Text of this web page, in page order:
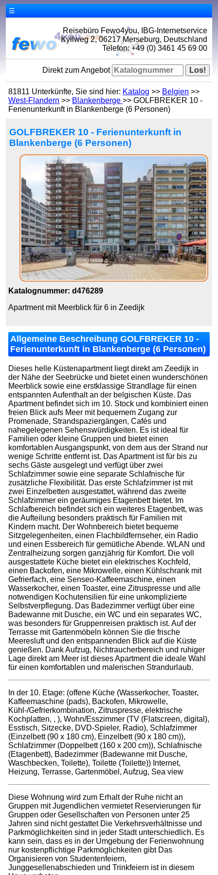
☰
Reisebüro Fewo4you, IBG-Internetservice
Kyllweg 2, 06217 Merseburg, Deutschland
Telefon: +49 (0) 3461 45 69 00
Direkt zum Angebot
81811 Unterkünfte, Sie sind hier: Katalog >> Belgien >>
West-Flandern >> Blankenberge>> GOLFBREKER 10 -
Ferienunterkunft in Blankenberge (6 Personen)
GOLFBREKER 10 - Ferienunterkunft in
Blankenberge (6 Personen)
Katalognummer: d476289
Apartment mit Meerblick für 6 in Zeedijk
Allgemeine Beschreibung GOLFBREKER 10 -
Ferienunterkunft in Blankenberge (6 Personen)
Dieses helle Küstenapartment liegt direkt am Zeedijk in
der Nähe der Seebrücke und bietet einen wunderschönen
Meerblick sowie eine erstklassige Strandlage für einen
entspannten Aufenthalt an der belgischen Küste. Das
Apartment befindet sich im 10. Stock und kombiniert einen
freien Blick aufs Meer mit bequemem Zugang zur
Promenade, Strandspaziergängen, Cafés und
nahegelegenen Sehenswürdigkeiten. Es ist ideal für
Familien oder kleine Gruppen und bietet einen
komfortablen Ausgangspunkt, von dem aus der Strand nur
wenige Schritte entfernt ist. Das Apartment ist für bis zu
sechs Gäste ausgelegt und verfügt über zwei
Schlafzimmer sowie eine separate Schlafnische für
zusätzliche Flexibilität. Das erste Schlafzimmer ist mit
zwei Einzelbetten ausgestattet, während das zweite
Schlafzimmer ein geräumiges Etagenbett bietet. Im
Schlafbereich befindet sich ein weiteres Etagenbett, was
die Aufteilung besonders praktisch für Familien mit
Kindern macht. Der Wohnbereich bietet bequeme
Sitzgelegenheiten, einen Flachbildfernseher, ein Radio
und einen Essbereich für gemütliche Abende. WLAN und
Zentralheizung sorgen ganzjährig für Komfort. Die voll
ausgestattete Küche bietet ein elektrisches Kochfeld,
einen Backofen, eine Mikrowelle, einen Kühlschrank mit
Gefrierfach, eine Senseo-Kaffeemaschine, einen
Wasserkocher, einen Toaster, eine Zitruspresse und alle
notwendigen Kochutensilien für eine unkomplizierte
Selbstverpflegung. Das Badezimmer verfügt über eine
Badewanne mit Dusche, ein WC und ein separates WC,
was besonders für Gruppenreisen praktisch ist. Auf der
Terrasse mit Gartenmöbeln können Sie die frische
Meeresluft und den entspannenden Blick auf die Küste
genießen. Dank Aufzug, Nichtraucherbereich und ruhiger
Lage direkt am Meer ist dieses Apartment die ideale Wahl
für einen komfortablen und malerischen Strandurlaub.
In der 10. Etage: (offene Küche (Wasserkocher, Toaster,
Kaffeemaschine (pads), Backofen, Mikrowelle,
Kühl-/Gefrierkombination, Zitruspresse, elektrische
Kochplatten, , ), Wohn/Esszimmer (TV (Flatscreen, digital),
Esstisch, Sitzecke, DVD-Spieler, Radio), Schlafzimmer
(Einzelbett (90 x 180 cm), Einzelbett (90 x 180 cm)),
Schlafzimmer (Doppelbett (160 x 200 cm)), Schlafnische
(Etagenbett), Badezimmer (Badewanne mit Dusche,
Waschbecken, Toilette), Toilette (Toilette)) Internet,
Heizung, Terrasse, Gartenmöbel, Aufzug, Sea view
Diese Wohnung wird zum Erhalt der Ruhe nicht an
Gruppen mit Jugendlichen vermietet Reservierungen für
Gruppen oder Gesellschaften von Personen unter 25
Jahren sind nicht gestattet Die Verkehrsverhältnisse und
Parkmöglichkeiten sind in jeder Stadt unterschiedlich. Es
kann sein, dass es in der Umgebung der Ferienwohnung
nur kostenpflichtige Parkmöglichkeiten gibt Das
Organisieren von Studentenfeiern,
Junggesellenabschieden und Trinkfeiern ist in diesem